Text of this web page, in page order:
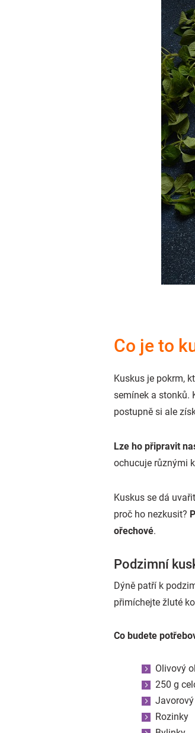
Co je to
Kuskus je pokrm,
semínek a stonků.
postupně si ale
Lze ho připravit
ochucuje různými
Kuskus se dá
proč ho nezkusit?
ořechové.
Podzimní
Dýně patří k
přimíchejte žluté
Co budete
Olivový
250 g
Rozinky